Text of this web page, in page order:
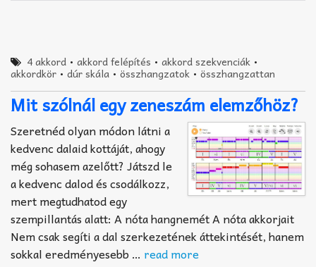
4 akkord •akkord felépítés •akkord szekvenciák •
akkordkör • dúr skála • összhangzatok • összhangzattan
Mit szólnál egy zeneszám elemzőhöz?
Szeretnéd olyan módon látni a
kedvenc dalaid kottáját, ahogy
még sohasem azelőtt? Játszd le
a kedvenc dalod és csodálkozz,
mert megtudhatod egy
szempillantás alatt: A nóta hangnemét A nóta akkorjait
Nem csak segíti a dal szerkezetének áttekintését, hanem
sokkal eredményesebb … read more